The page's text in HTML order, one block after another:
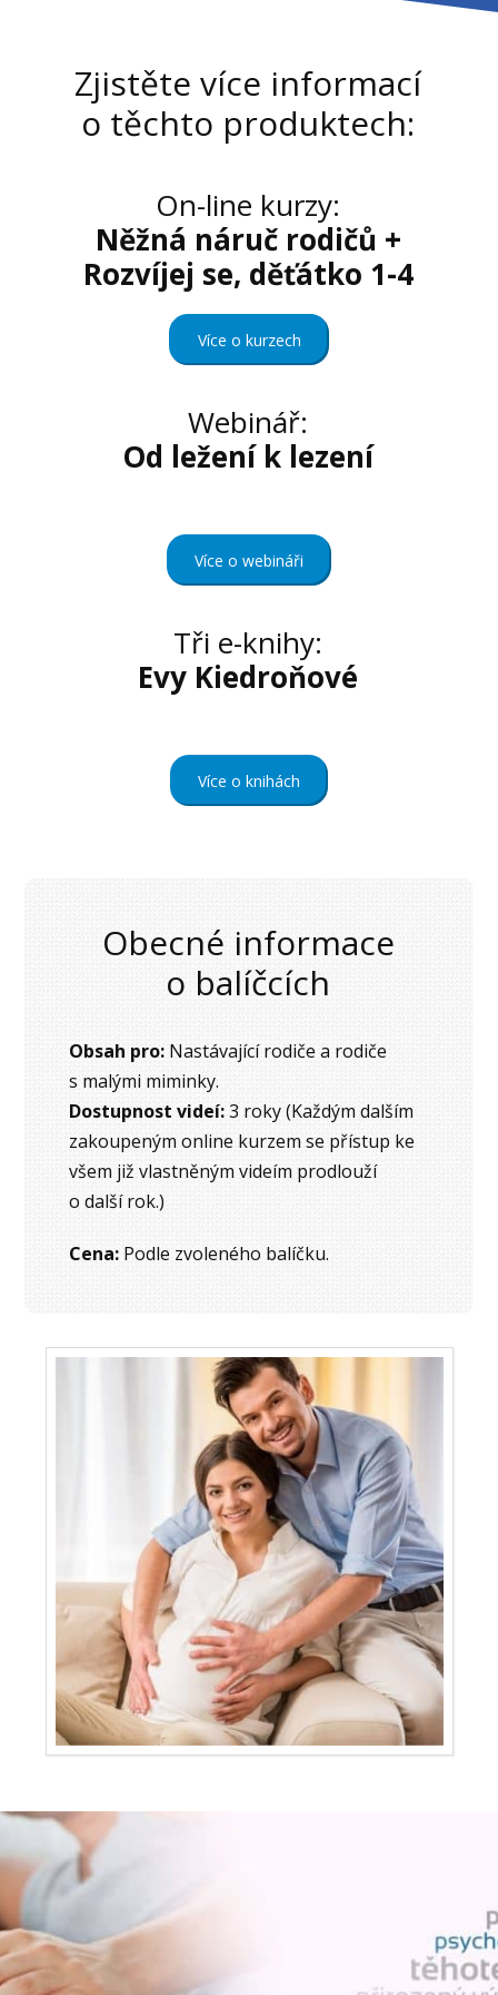
Zjistěte více informací
o těchto produktech:
On-line kurzy:
Něžná náruč rodičů +
Rozvíjej se, děťátko 1-4
Více o kurzech
Webinář:
Od ležení k lezení
Více o webináři
Tři e-knihy:
Evy Kiedroňové
Více o knihách
Obecné informace
o balíčcích
Obsah pro: Nastávající rodiče a rodiče
s malými miminky.
Dostupnost videí:3 roky (Každým dalším
zakoupeným online kurzem se přístup ke
všem již vlastněným videím prodlouží
o další rok.)
Cena: Podle zvoleného balíčku.